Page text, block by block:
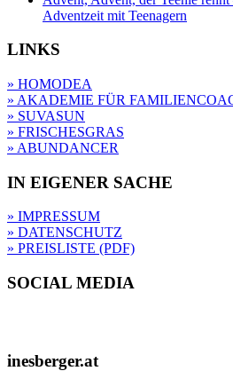
Adventzeit mit Teenagern
LINKS
» HOMODEA
» AKADEMIE FÜR
» SUVASUN
» FRISCHESGRAS
» ABUNDANCER
IN EIGENER SACHE
» IMPRESSUM
» DATENSCHUTZ
» PREISLISTE (PDF)
SOCIAL MEDIA
inesberger.at